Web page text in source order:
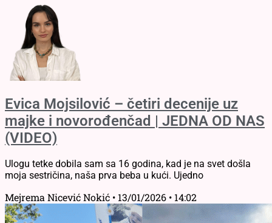
Evica Mojsilović – četiri decenije uz
majke i novorođenčad | JEDNA OD NAS
(VIDEO)
Ulogu tetke dobila sam sa 16 godina, kad je na svet došla
moja sestričina, naša prva beba u kući. Ujedno
Mejrema Nicević Nokić 13/01/2026 14:02